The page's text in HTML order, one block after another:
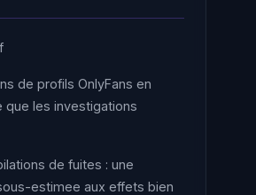
de profils OnlyFans en
que les investigations
de fuites : une
estimee aux effets bien